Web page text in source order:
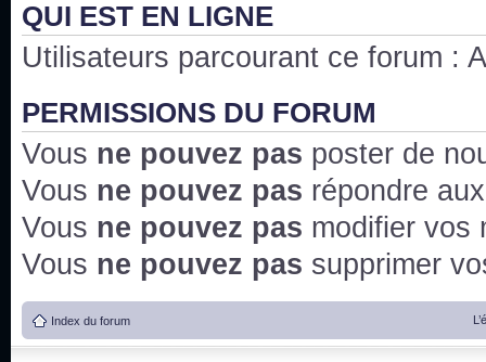
QUI EST EN LIGNE
Utilisateurs parcourant ce forum :
PERMISSIONS DU FORUM
Vous ne pouvez pas poster de
Vous ne pouvez pas répondre
Vous ne pouvez pas modifier vos
Vous ne pouvez pas supprimer
Index du forum